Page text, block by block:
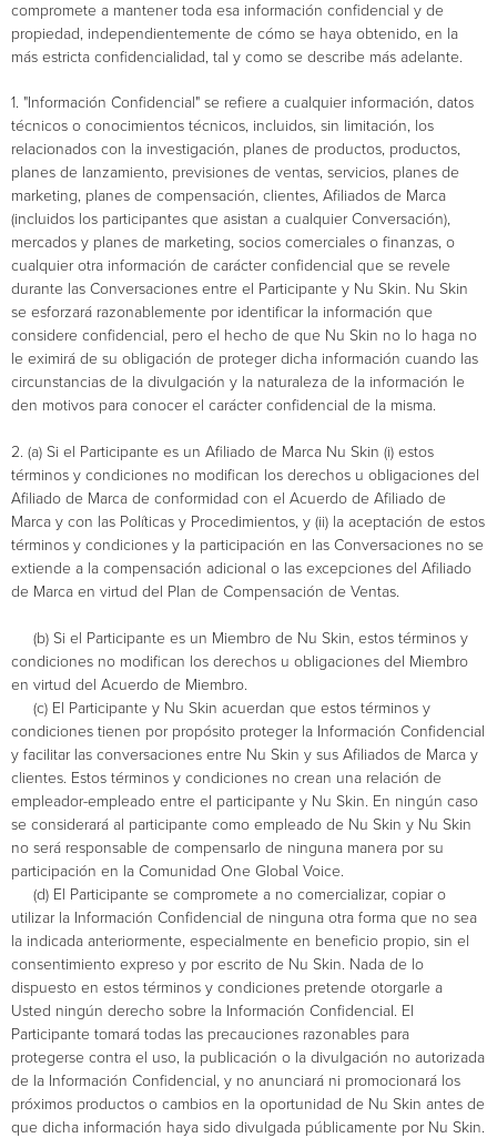
compromete a mantener toda esa información confidencial y de
propiedad, independientemente de cómo se haya obtenido, en la
más estricta confidencialidad, tal y como se describe más adelante.
1. "Información Confidencial" se refiere a cualquier información, datos
técnicos o conocimientos técnicos, incluidos, sin limitación, los
relacionados con la investigación, planes de productos, productos,
planes de lanzamiento, previsiones de ventas, servicios, planes de
marketing, planes de compensación, clientes, Afiliados de Marca
(incluidos los participantes que asistan a cualquier Conversación),
mercados y planes de marketing, socios comerciales o finanzas, o
cualquier otra información de carácter confidencial que se revele
durante las Conversaciones entre el Participante y Nu Skin. Nu Skin
se esforzará razonablemente por identificar la información que
considere confidencial, pero el hecho de que Nu Skin no lo haga no
le eximirá de su obligación de proteger dicha información cuando las
circunstancias de la divulgación y la naturaleza de la información le
den motivos para conocer el carácter confidencial de la misma.
2. (a) Si el Participante es un Afiliado de Marca Nu Skin (i) estos
términos y condiciones no modifican los derechos u obligaciones del
Afiliado de Marca de conformidad con el Acuerdo de Afiliado de
Marca y con las Políticas y Procedimientos, y (ii) la aceptación de estos
términos y condiciones y la participación en las Conversaciones no se
extiende a la compensación adicional o las excepciones del Afiliado
de Marca en virtud del Plan de Compensación de Ventas.
(b) Si el Participante es un Miembro de Nu Skin, estos términos y
condiciones no modifican los derechos u obligaciones del Miembro
en virtud del Acuerdo de Miembro.
(c) El Participante y Nu Skin acuerdan que estos términos y
condiciones tienen por propósito proteger la Información Confidencial
y facilitar las conversaciones entre Nu Skin y sus Afiliados de Marca y
clientes. Estos términos y condiciones no crean una relación de
empleador-empleado entre el participante y Nu Skin. En ningún caso
se considerará al participante como empleado de Nu Skin y Nu Skin
no será responsable de compensarlo de ninguna manera por su
participación en la Comunidad One Global Voice.
(d) El Participante se compromete a no comercializar, copiar o
utilizar la Información Confidencial de ninguna otra forma que no sea
la indicada anteriormente, especialmente en beneficio propio, sin el
consentimiento expreso y por escrito de Nu Skin. Nada de lo
dispuesto en estos términos y condiciones pretende otorgarle a
Usted ningún derecho sobre la Información Confidencial. El
Participante tomará todas las precauciones razonables para
protegerse contra el uso, la publicación o la divulgación no autorizada
de la Información Confidencial, y no anunciará ni promocionará los
próximos productos o cambios en la oportunidad de Nu Skin antes de
que dicha información haya sido divulgada públicamente por Nu Skin.